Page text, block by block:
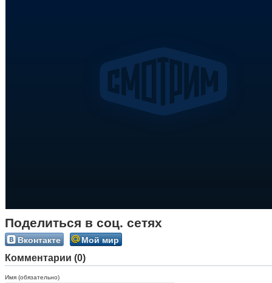
Поделиться в соц. сетях
Вконтакте Мой мир
Комментарии (0)
Имя (обязательно)